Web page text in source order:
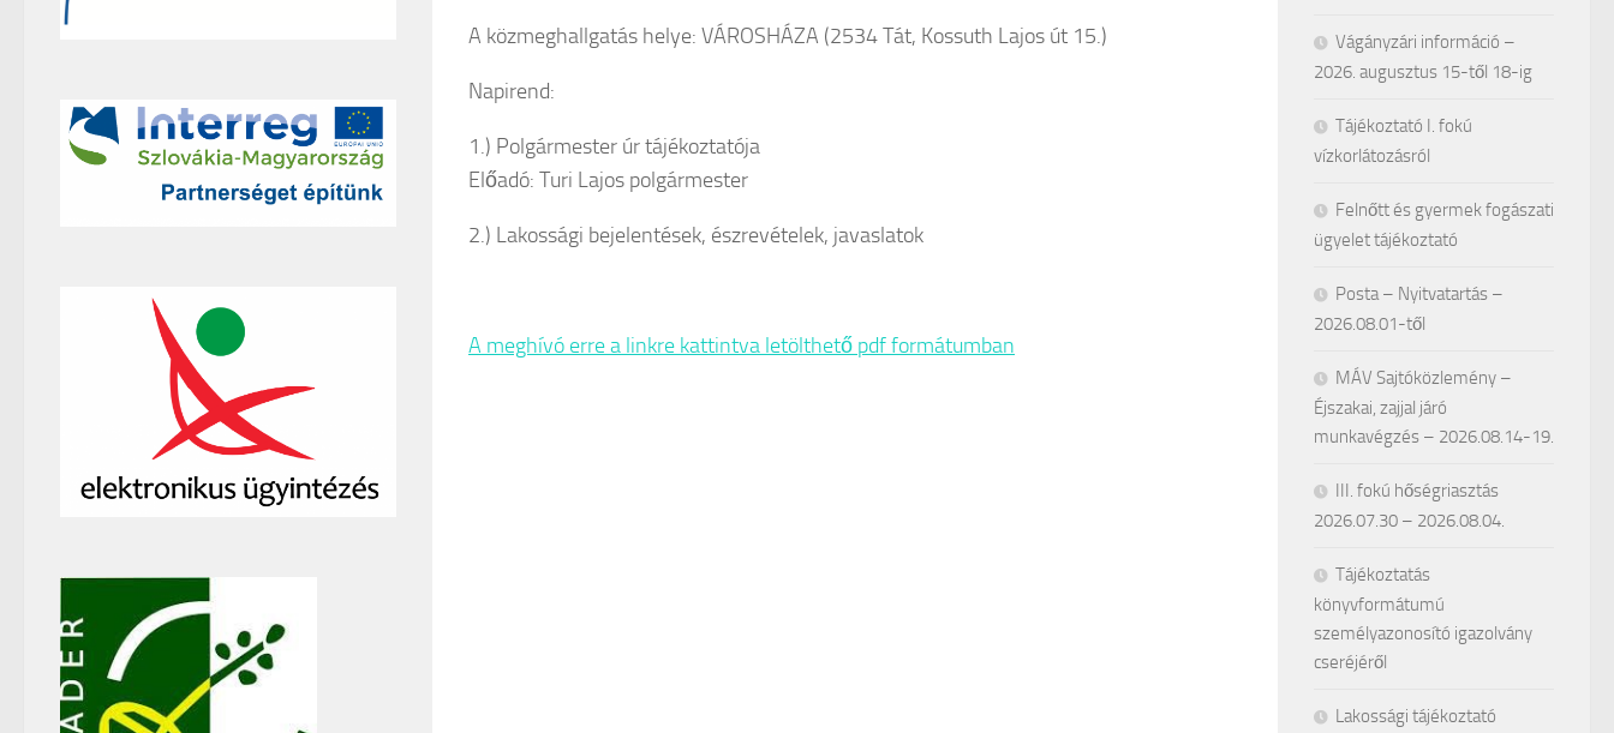
A közmeghallgatás helye: VÁROSHÁZA (2534 Tát, Kossuth Lajos út 15.)
Napirend:
1.) Polgármester úr tájékoztatója
Előadó: Turi Lajos polgármester
2.) Lakossági bejelentések, észrevételek, javaslatok
A meghívó erre a linkre kattintva letölthető pdf formátumban
Vágányzári információ –
2026. augusztus 15-től 18-ig
Tájékoztató I. fokú
vízkorlátozásról
Felnőtt és gyermek fogászati
ügyelet tájékoztató
Posta – Nyitvatartás –
2026.08.01-től
MÁV Sajtóközlemény –
Éjszakai, zajjal járó
munkavégzés – 2026.08.14-19.
III. fokú hőségriasztás
2026.07.30 – 2026.08.04.
Tájékoztatás
könyvformátumú
személyazonosító igazolvány
cseréjéről
Lakossági tájékoztató